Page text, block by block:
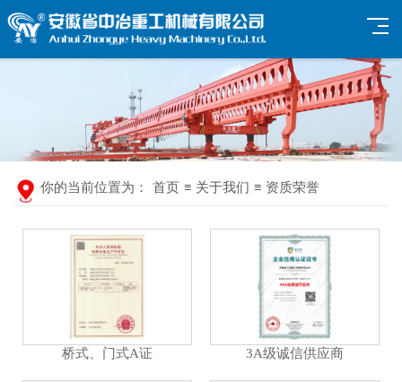
你的当前位置为： 首页 ≡ 关于我们 ≡ 资质荣誉
桥式、门式A证 3A级诚信供应商